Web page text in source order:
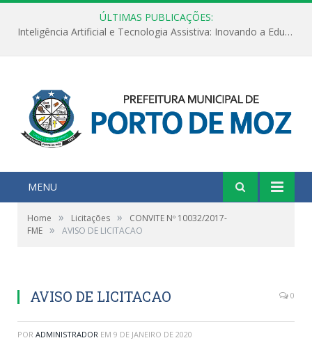
ÚLTIMAS PUBLICAÇÕES:
Inteligência Artificial e Tecnologia Assistiva: Inovando a Educação Especial e Inclusiva
MENU
Home » Licitações »
CONVITE Nº 10032/2017-
FME » AVISO DE LICITACAO
AVISO DE LICITACAO 0
POR ADMINISTRADOR EM 9 DE JANEIRO DE 2020